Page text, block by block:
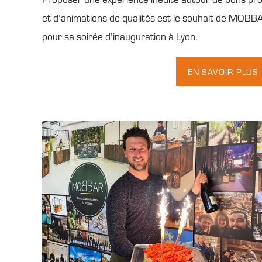
et d’animations de qualités est le souhait de
pour sa soirée d’inauguration à Lyon.
EN SAVOIR PLUS